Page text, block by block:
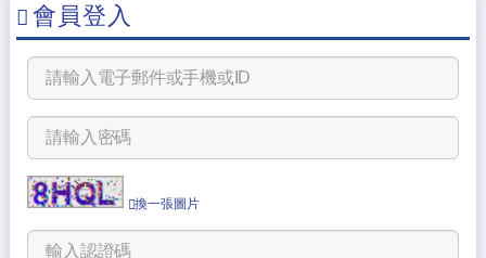
會員登入
換一張圖片